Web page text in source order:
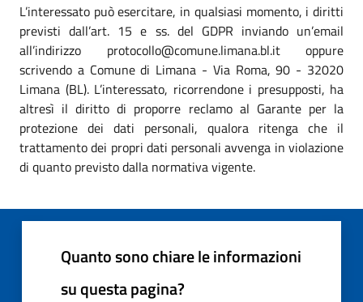
L’interessato può esercitare, in qualsiasi momento, i diritti
previsti dall’art. 15 e ss. del GDPR inviando un’email
all’indirizzo protocollo@comune.limana.bl.it oppure
scrivendo a Comune di Limana - Via Roma, 90 - 32020
Limana (BL). L’interessato, ricorrendone i presupposti, ha
altresì il diritto di proporre reclamo al Garante per la
protezione dei dati personali, qualora ritenga che il
trattamento dei propri dati personali avvenga in violazione
di quanto previsto dalla normativa vigente.
Quanto sono chiare le informazioni
su questa pagina?